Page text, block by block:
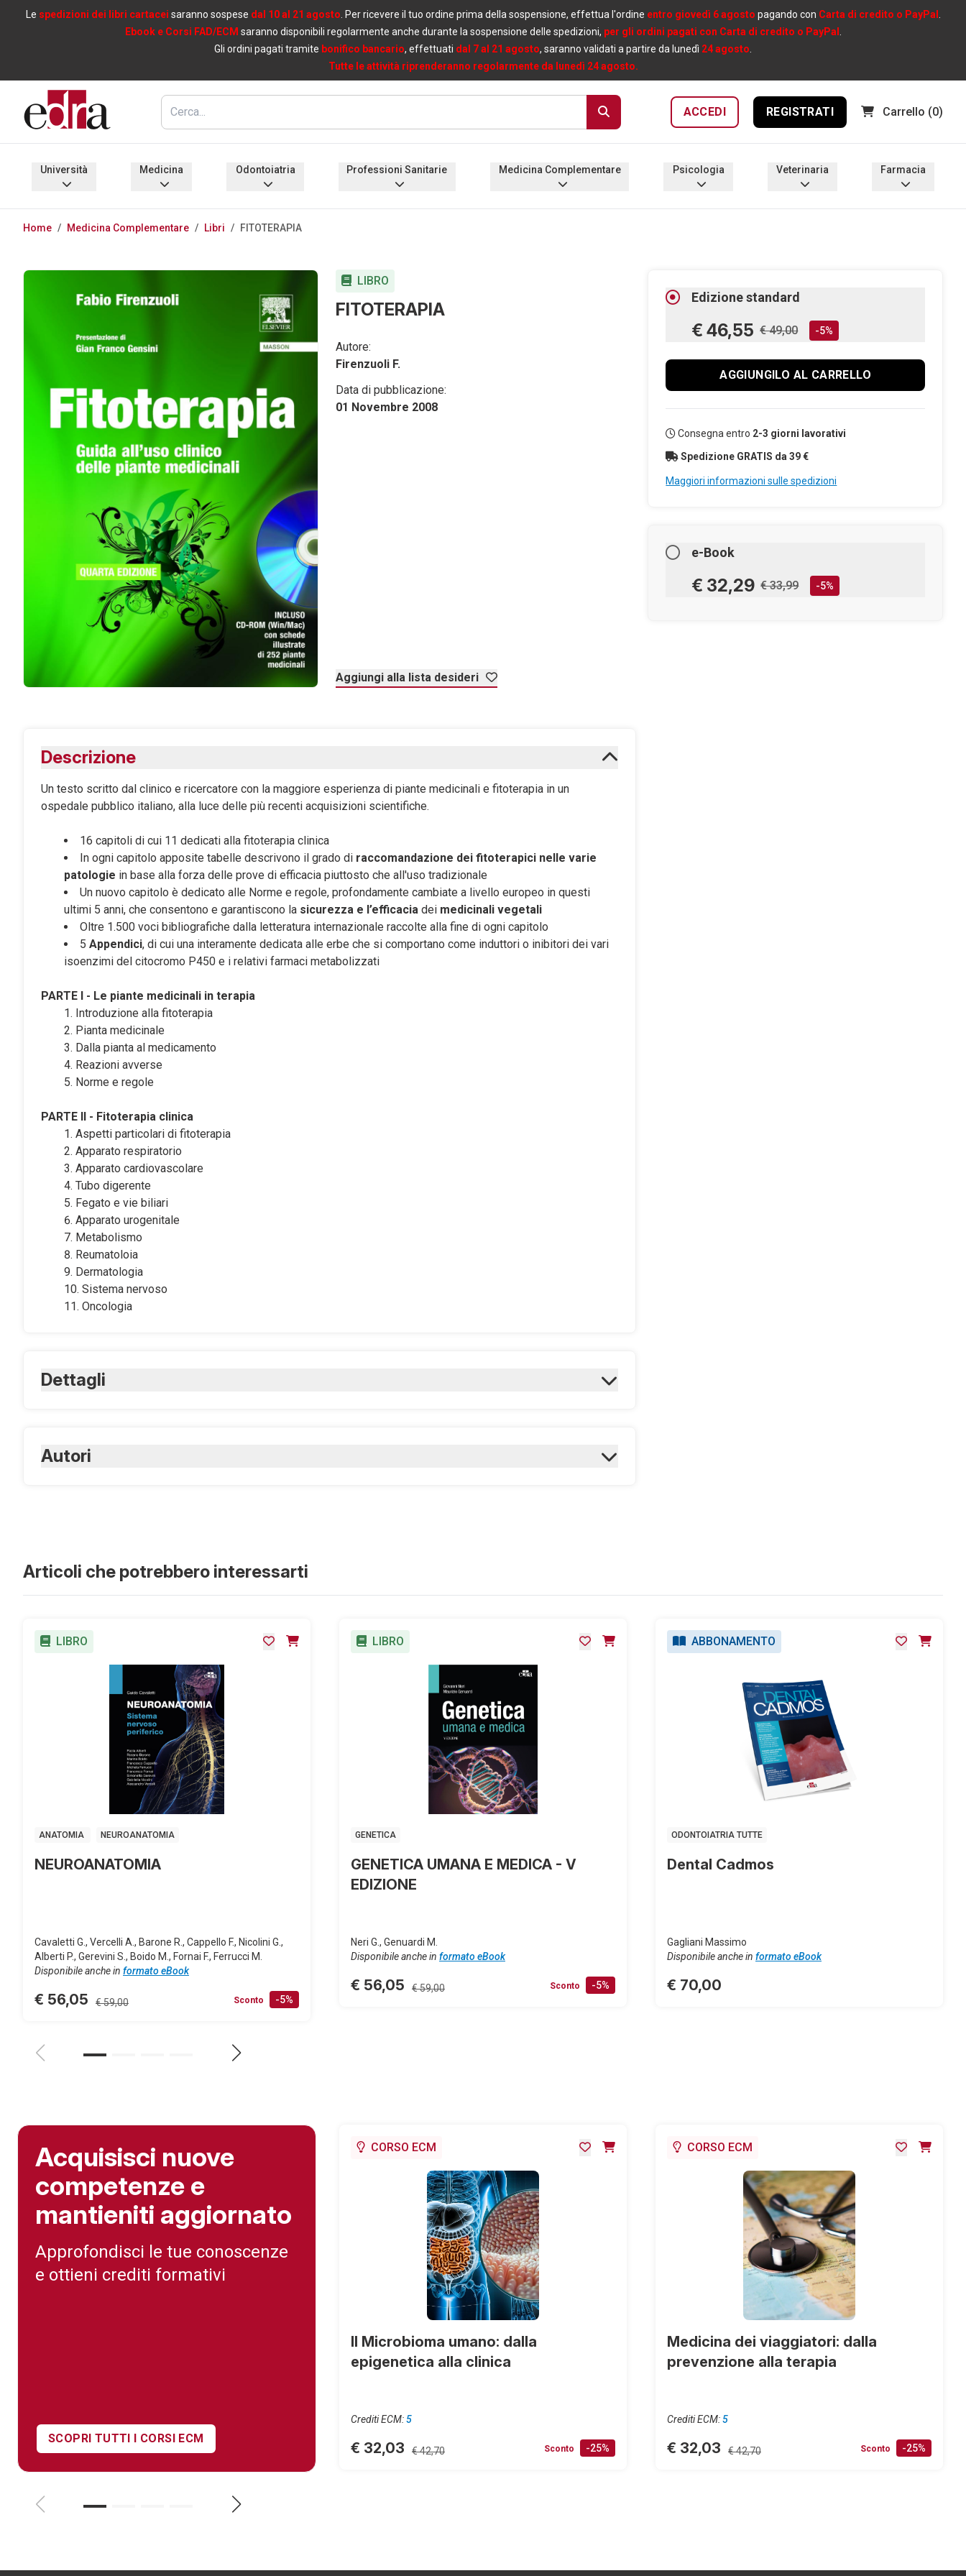
Le spedizioni dei libri cartacei saranno sospese dal 10 al 21 agosto . Per ricevere il tuo ordine prima della sospensione, effettua l'ordine entro giovedì 6 agosto pagando con Carta di credito o PayPal
Ebook e Corsi FAD/ECM saranno disponibili regolarmente anche durante la sospensione delle spedizioni, per gli ordini pagati con Carta di credito o PayPal
Gli ordini pagati tramite bonifico bancario, effettuati dal 7 al 21 agosto, saranno validati a partire da lunedì 24 agosto
Tutte le attività riprenderanno regolarmente da lunedì 24 agosto.
ACCEDI REGISTRATI Carrello (0)
Medicina Complementare
Home / Medicina Complementare / Libri / FITOTERAPIA
LIBRO
FITOTERAPIA
Autore:
Firenzuoli F.
Data di pubblicazione:
01 Novembre 2008
Aggiungi alla lista desideri
Edizione standard
€ 46,55 € 49,00 -5%
AGGIUNGILO AL CARRELLO
Consegna entro 2-3 giorni lavorativi
Spedizione GRATIS da 39 €
Maggiori informazioni sulle spedizioni
e-Book
€ 32,29 € 33,99 -5%
Descrizione
Un testo scritto dal clinico e ricercatore con la maggiore esperienza di piante medicinali e fitoterapia in un
ospedale pubblico italiano, alla luce delle più recenti acquisizioni scientifiche.
16 capitoli di cui 11 dedicati alla fitoterapia clinica
In ogni capitolo apposite tabelle descrivono il grado di raccomandazione dei fitoterapici nelle varie
patologie in base alla forza delle prove di efficacia piuttosto che all'uso tradizionale
Un nuovo capitolo è dedicato alle Norme e regole, profondamente cambiate a livello europeo in questi
ultimi 5 anni, che consentono e garantiscono la sicurezza e l’efficacia dei medicinali vegetali
Oltre 1.500 voci bibliografiche dalla letteratura internazionale raccolte alla fine di ogni capitolo
5 Appendici, di cui una interamente dedicata alle erbe che si comportano come induttori o inibitori dei vari
isoenzimi del citocromo P450 e i relativi farmaci metabolizzati
PARTE I - Le piante medicinali in terapia
Introduzione alla fitoterapia
Pianta medicinale
Dalla pianta al medicamento
Reazioni avverse
Norme e regole
PARTE II - Fitoterapia clinica
Aspetti particolari di fitoterapia
Apparato respiratorio
Apparato cardiovascolare
Tubo digerente
Fegato e vie biliari
Apparato urogenitale
Metabolismo
Reumatoloia
Dermatologia
Sistema nervoso
Oncologia
Dettagli
ISBN Digitale:
Autori
Articoli che potrebbero interessarti
LIBRO
ANATOMIA NEUROANATOMIA
NEUROANATOMIA
Cavaletti G., Vercelli A., Barone R., Cappello F., Nicolini G.,
Alberti P., Gerevini S., Boido M., Fornai F., Ferrucci M.
Disponibile anche in formato eBook
€ 56,05 € 59,00 Sconto -5%
LIBRO
GENETICA
GENETICA UMANA E MEDICA - V
EDIZIONE
Neri G., Genuardi M.
Disponibile anche in formato eBook
€ 56,05 € 59,00 Sconto -5%
ABBONAMENTO
ODONTOIATRIA TUTTE
Dental Cadmos
Gagliani Massimo
Disponibile anche in formato eBook
€ 70,00
Acquisisci nuove
competenze e
mantieniti aggiornato
Approfondisci le tue conoscenze
e ottieni crediti formativi
SCOPRI TUTTI I CORSI ECM
CORSO ECM
Il Microbioma umano: dalla
epigenetica alla clinica
Crediti ECM:5
€ 32,03 € 42,70 Sconto -25%
CORSO ECM
Medicina dei viaggiatori: dalla
prevenzione alla terapia
Crediti ECM:5
€ 32,03 € 42,70 Sconto -25%